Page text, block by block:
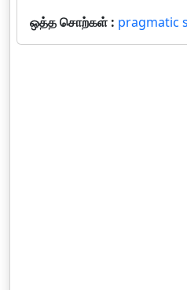
ஒத்த சொற்கள் : pragmatic